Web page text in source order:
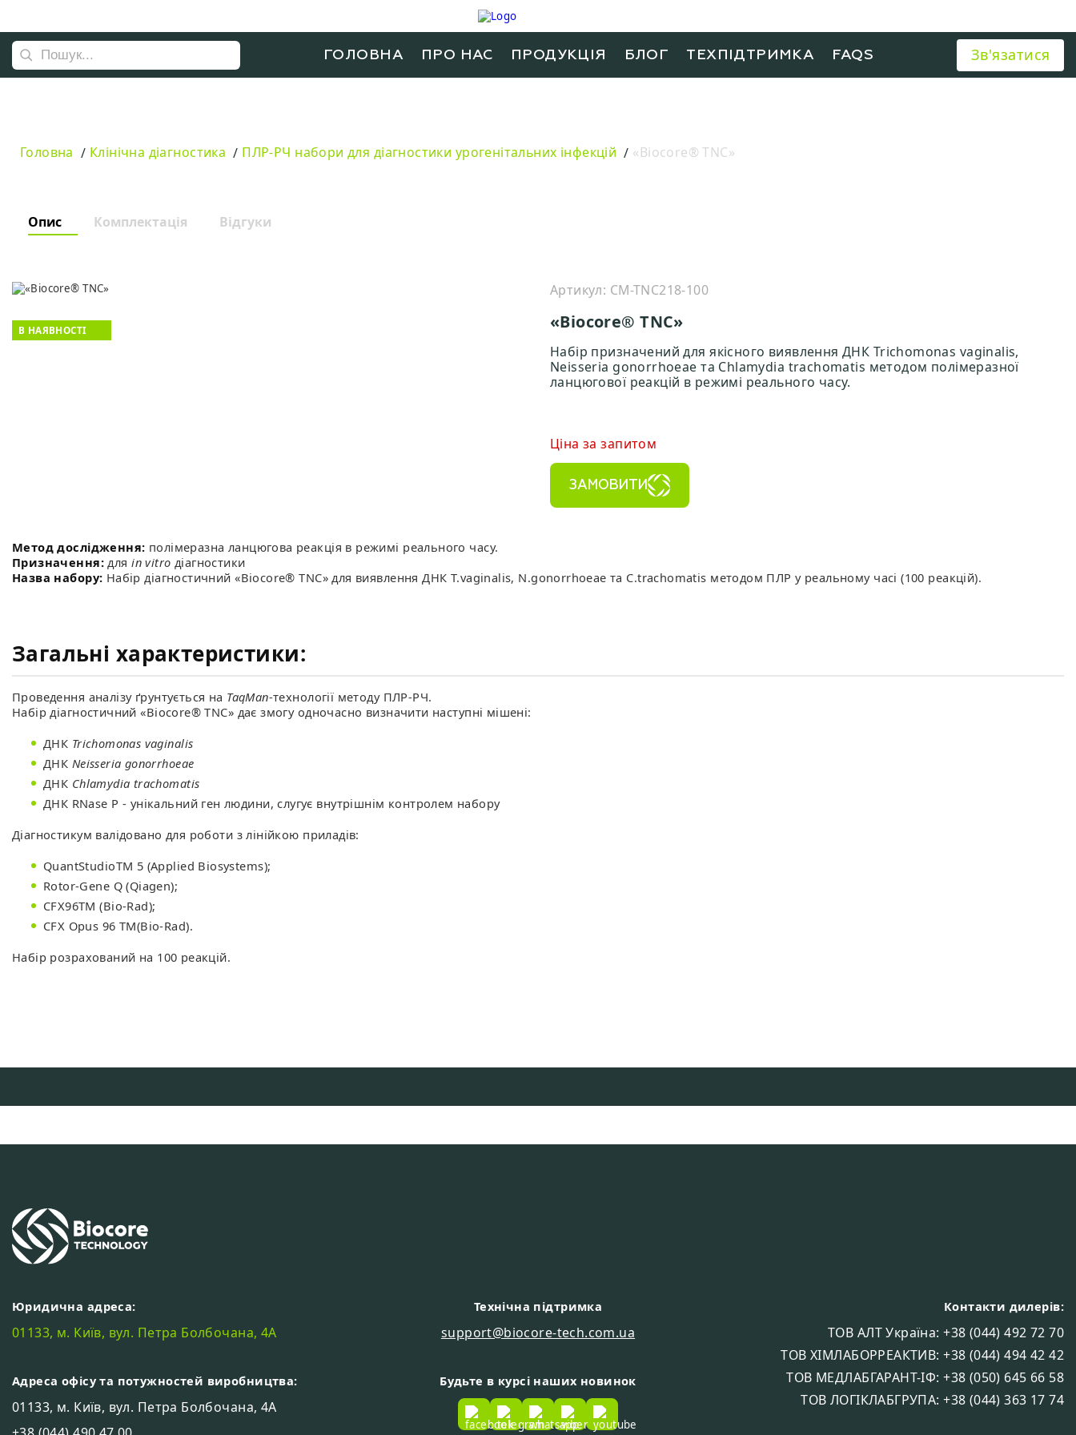
ГОЛОВНА ПРО НАС ПРОДУКЦIЯ БЛОГ ТЕХПІДТРИМКА FAQS Зв'язатися
Головна Клінічна діагностика ПЛР-РЧ набори для діагностики урогенітальних інфекцій «Biocore® TNC»
Опис Комплектація Відгуки
В НАЯВНОСТІ
Артикул: CM-TNC218-100
«Biocore® TNC»
Набір призначений для якісного виявлення ДНК Trichomonas vaginalis,
Neisseria gonorrhoeae та Chlamydia trachomatis методом полімеразної
ланцюгової реакцій в режимі реального часу.
Ціна за запитом
ЗАМОВИТИ
Метод дослідження: полімеразна ланцюгова реакція в режимі реального часу.
Призначення: дляin vitro діагностики
Назва набору: Набір діагностичний «Biocore® TNC» для виявлення ДНК T.vaginalis, N.gonorrhoeae та C.trachomatis методом ПЛР у реальному часі (100 реакцій).
Загальні характеристики:
Проведення аналізу ґрунтується на TaqMan-технології методу ПЛР-РЧ.
Набір діагностичний «Biocore® TNC» дає змогу одночасно визначити наступні мішені:
ДНК Trichomonas vaginalis
ДНК Neisseria gonorrhoeae
ДНК Chlamydia trachomatis
ДНК RNase P - унікальний ген людини, слугує внутрішнім контролем набору
Діагностикум валідовано для роботи з лінійкою приладів:
QuantStudioTM 5 (Applied Biosystems);
Rotor-Gene Q (Qiagen);
CFX96TM (Bio-Rad);
CFX Opus 96 TM(Bio-Rad).
Набір розрахований на 100 реакцій.
Юридична адреса:
01133, м. Київ, вул. Петра Болбочана, 4А
Адреса офісу та потужностей виробництва:
01133, м. Київ, вул. Петра Болбочана, 4А
Технічна підтримка
support@biocore-tech.com.ua
Будьте в курсі наших новинок
Контакти дилерів:
ТОВ АЛТ Україна: +38 (044) 492 72 70
ТОВ ХІМЛАБОРРЕАКТИВ: +38 (044) 494 42 42
ТОВ МЕДЛАБГАРАНТ-ІФ: +38 (050) 645 66 58
ТОВ ЛОГІКЛАБГРУПА: +38 (044) 363 17 74